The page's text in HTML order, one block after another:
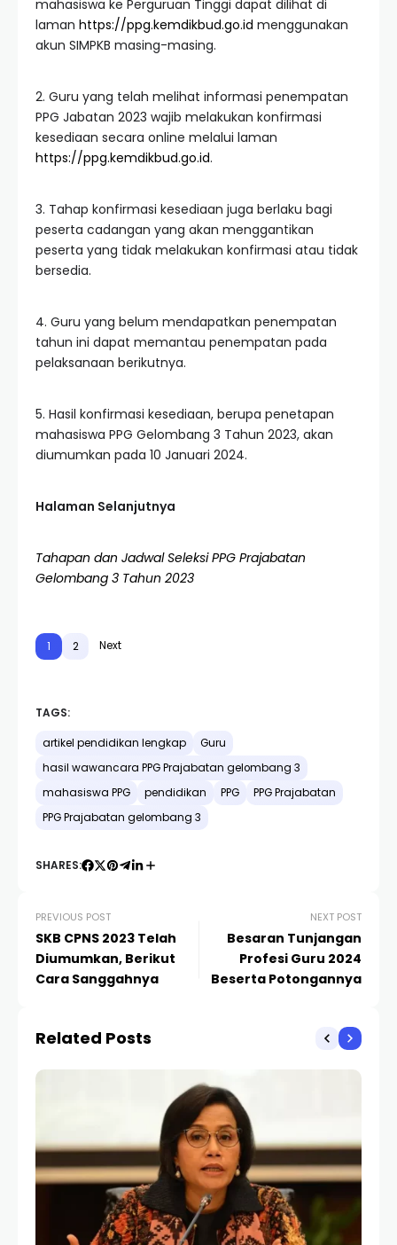
mahasiswa ke Perguruan Tinggi dapat dilihat di
laman https://ppg.kemdikbud.go.id menggunakan
akun SIMPKB masing-masing.
2. Guru yang telah melihat informasi penempatan
PPG Jabatan 2023 wajib melakukan konfirmasi
kesediaan secara online melalui laman
https://ppg.kemdikbud.go.id.
3. Tahap konfirmasi kesediaan juga berlaku bagi
peserta cadangan yang akan menggantikan
peserta yang tidak melakukan konfirmasi atau tidak
bersedia.
4. Guru yang belum mendapatkan penempatan
tahun ini dapat memantau penempatan pada
pelaksanaan berikutnya.
5. Hasil konfirmasi kesediaan, berupa penetapan
mahasiswa PPG Gelombang 3 Tahun 2023, akan
diumumkan pada 10 Januari 2024.
Halaman Selanjutnya
Tahapan dan Jadwal Seleksi PPG Prajabatan
Gelombang 3 Tahun 2023
1 2 Next
TAGS:
artikel pendidikan lengkap
Guru
hasil wawancara PPG Prajabatan gelombang 3
mahasiswa PPG
pendidikan PPG
PPG Prajabatan
PPG Prajabatan gelombang 3
SHARES:
PREVIOUS POST
SKB CPNS 2023 Telah
Diumumkan, Berikut
Cara Sanggahnya
NEXT POST
Besaran Tunjangan
Profesi Guru 2024
Beserta Potongannya
Related Posts